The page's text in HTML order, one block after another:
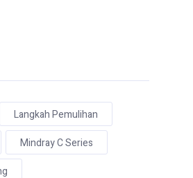
Langkah Pemulihan
Mindray C Series